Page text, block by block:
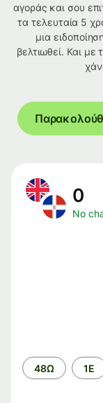
αγοράς και σου
τα τελευταία 5
μια
βελτιωθεί. Και
0
No
Time
period
48Ω 1Ε